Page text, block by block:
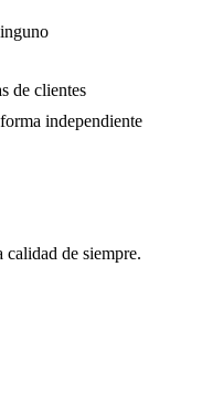
de clientes
independiente
de siempre.